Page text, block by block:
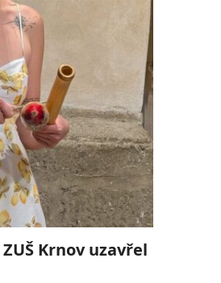
Krnov uzavřel